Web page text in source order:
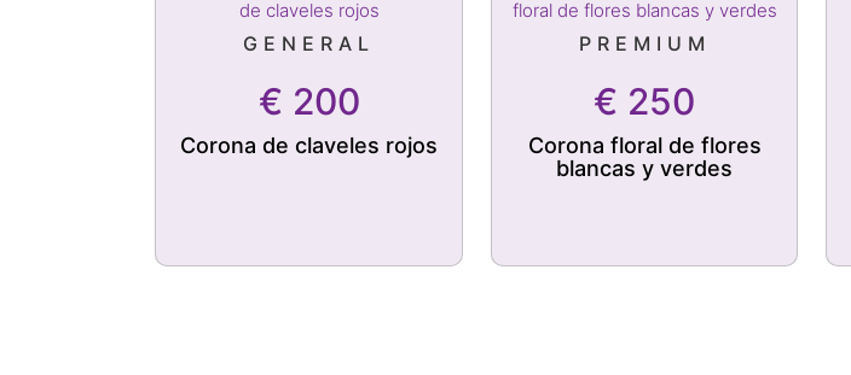
GENERAL
€ 200
Corona de claveles rojos
PREMIUM
€ 250
Corona floral de flores
blancas y verdes